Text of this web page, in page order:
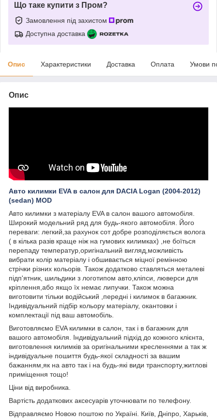
Що таке купити з Пром?
Замовлення під захистом
Доступна доставка
Опис Характеристики Доставка Оплата Умови
Опис
Авто килимки EVA в салон для DACIA Logan (2004-2012)
(sedan) MOD
Авто килимки з матеріалу EVA в салон вашого автомобіля.
Широкий модельний ряд для будь-якого автомобіля. Його
переваги: легкий,за рахунок сот добре розподіляється волога
( в кілька разів краще ніж на гумових килимках) ,не боїться
перепаду температур,оригінальний вигляд,можливість
вибрати колір матеріалу і обшивається міцної ремінною
стрічки різних кольорів. Також додатково ставляться металеві
підп'ятник, шильдики з логотипом авто,кліпси, люверси для
кріплення,або якщо їх немає липучки. Також можна
виготовити тільки водійський ,передні і килимок в багажник.
Індивідуальний підбір кольору матеріалу, окантовки і
комплектації під ваш автомобіль.
Виготовляємо EVA килимки в салон, так і в багажник для
вашого автомобіля. Індивідуальний підхід до кожного клієнта,
виготовлення килимків за оригінальними кресленнями а так ж
індивідуальне пошиття будь-якої складності за вашим
бажанням,як на авто так і на будь-які види транспорту,житлові
приміщення тощо!
Ціни від виробника.
Вартість додаткових аксесуарів уточнювати по телефону.
Відправляємо Новою поштою по Україні. Київ, Дніпро, Харьків,